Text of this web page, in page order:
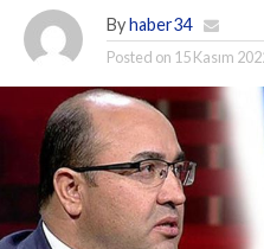
By haber34
Posted on 15 Kasım